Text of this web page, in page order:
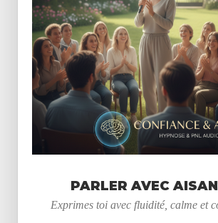
PARLER AVEC
Exprimes toi avec fluidité, calme et